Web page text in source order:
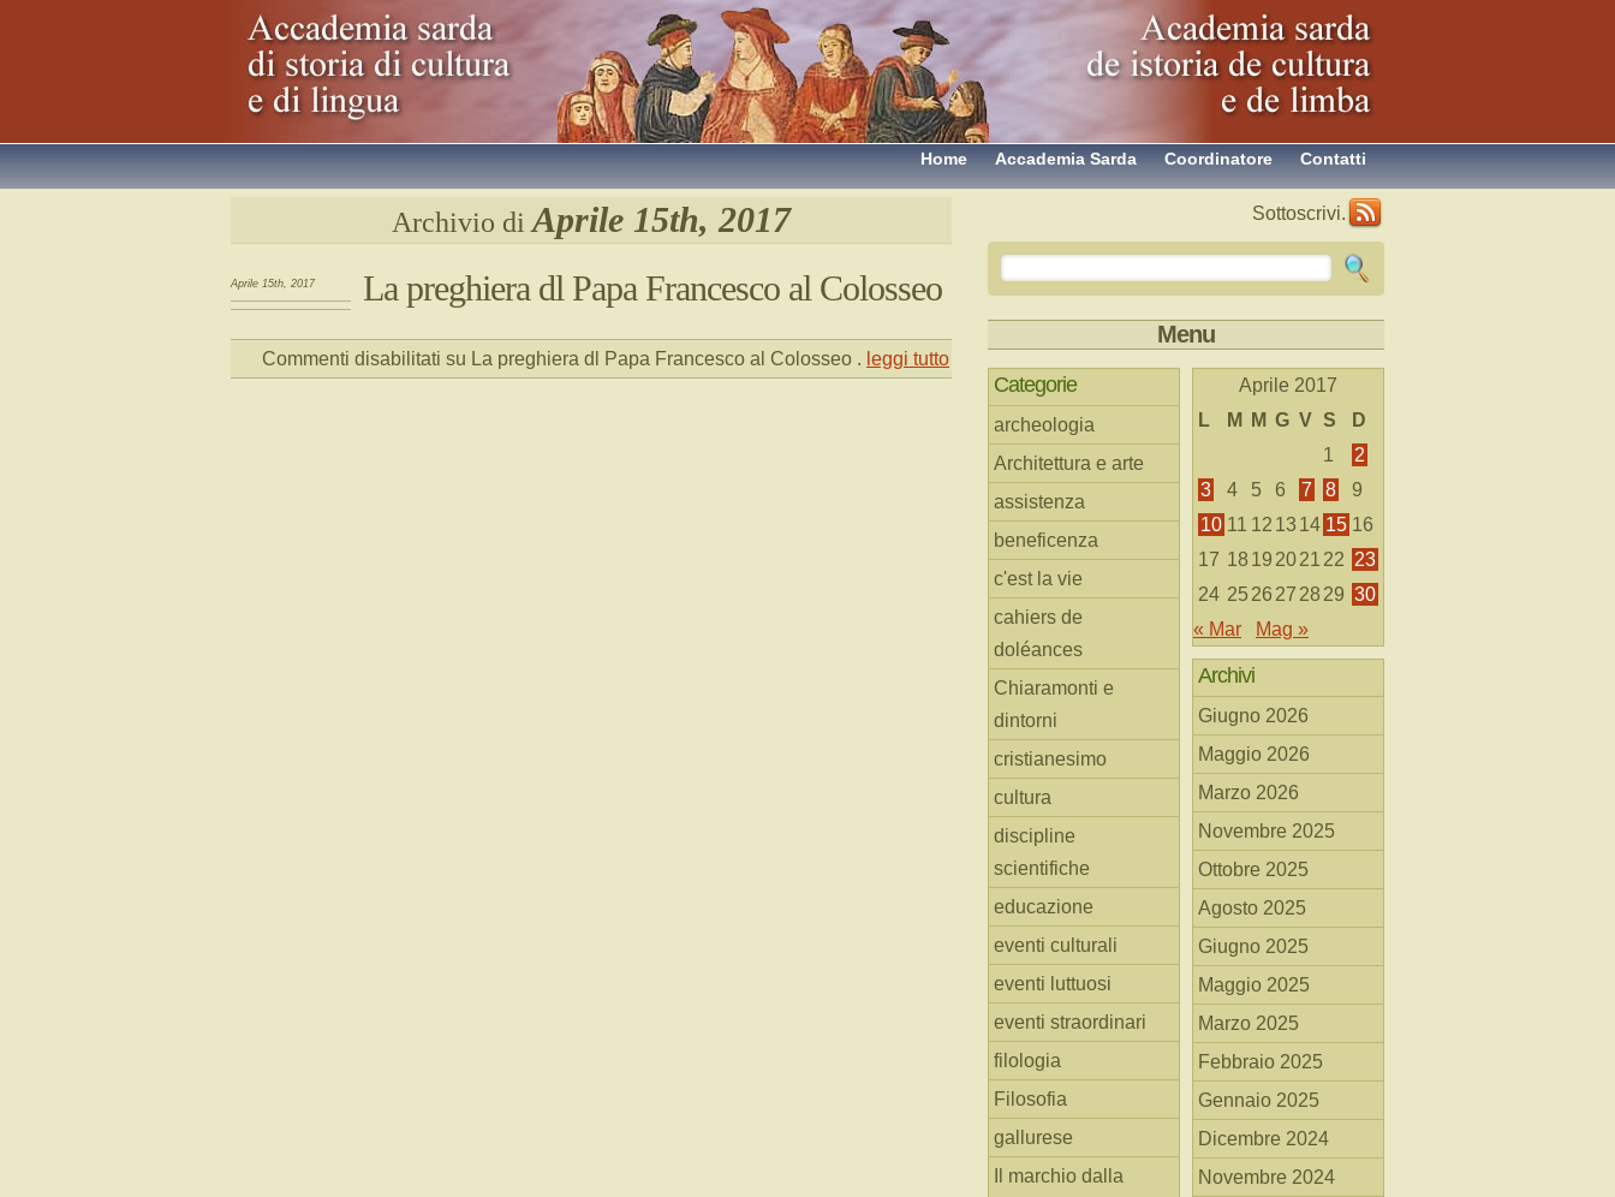
Contatti
Coordinatore
Accademia Sarda
Home
Archivio diAprile 15th, 2017
Aprile 15th, 2017 La preghiera dl Papa Francesco al Colosseo
Commenti disabilitati su La preghiera dl Papa Francesco al Colosseo . leggi tutto
Sottoscrivi.
Menu
Categorie
archeologia
Architettura e arte
assistenza
beneficenza
c'est la vie
cahiers de
doléances
Chiaramonti e
dintorni
cristianesimo
cultura
discipline
scientifiche
educazione
eventi culturali
eventi luttuosi
eventi straordinari
filologia
Filosofia
gallurese
Il marchio dalla
Aprile 2017
L
M M G V S
D
1
2
3
4 5 6 7 8
9
10 11 12 13 14 15 16
17 18 19 2021 22 23
24 25 26 27 28 29 30
« Mar
Mag »
Archivi
Giugno 2026
Maggio 2026
Marzo 2026
Novembre 2025
Ottobre 2025
Agosto 2025
Giugno 2025
Maggio 2025
Marzo 2025
Febbraio 2025
Gennaio 2025
Dicembre 2024
Novembre 2024